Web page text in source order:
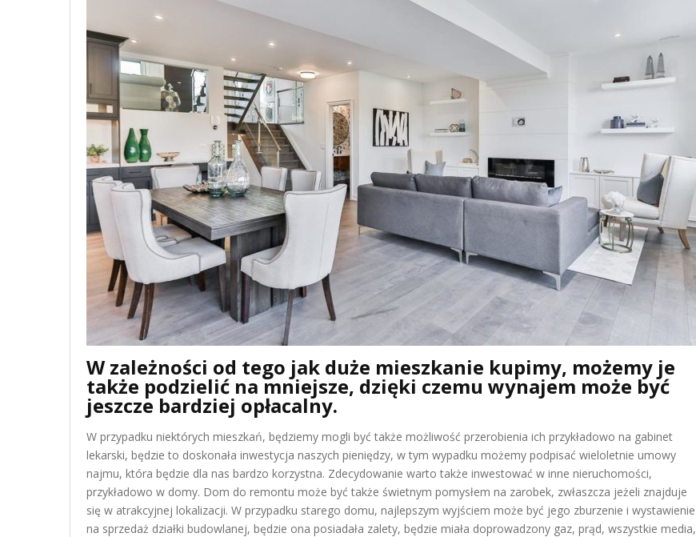
W zależności od tego jak duże mieszkanie kupimy, możemy je
także podzielić na mniejsze, dzięki czemu wynajem może być
jeszcze bardziej opłacalny.
W przypadku niektórych mieszkań, będziemy mogli być także możliwość przerobienia ich przykładowo na gabinet
lekarski, będzie to doskonała inwestycja naszych pieniędzy, w tym wypadku możemy podpisać wieloletnie umowy
najmu, która będzie dla nas bardzo korzystna. Zdecydowanie warto także inwestować w inne nieruchomości,
przykładowo w domy. Dom do remontu może być także świetnym pomysłem na zarobek, zwłaszcza jeżeli znajduje
się w atrakcyjnej lokalizacji. W przypadku starego domu, najlepszym wyjściem może być jego zburzenie i wystawienie
na sprzedaż działki budowlanej, będzie ona posiadała zalety, będzie miała doprowadzony gaz, prąd, wszystkie media,